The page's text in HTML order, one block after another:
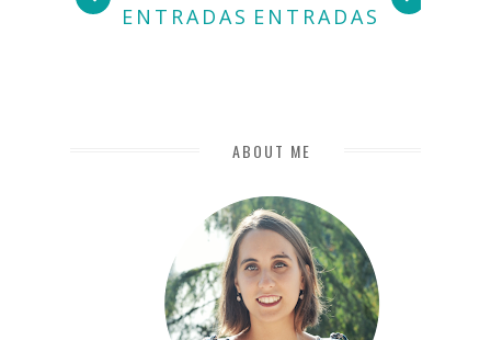
ENTRADAS ENTRADAS
ABOUT ME